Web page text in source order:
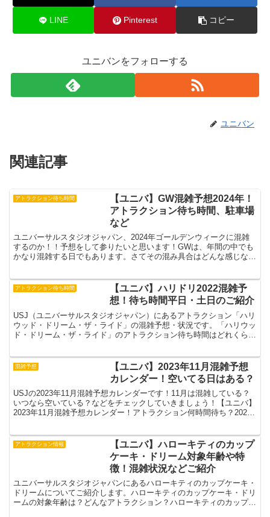
LINE Pinterest コピー
ユニバンをフォローする
ユニバン
関連記事
アトラクション待ち時間
【ユニバ】GW混雑予想2024年！
アトラクション待ち時間、駐車場
など
ユニバーサルスタジオジャパン、2024年ゴールデンウィークに混雑
するのか！！予想をして参りたいと思います！GWは、年間の中でも
かなり混雑する日でもあります。さてその混み具合はどんな感じなの
アトラクション待ち時間
【ユニバ】ハリドリ2022混雑予
想！待ち時間平日・土日のご紹介
USJ（ユニバーサルスタジオジャパン）にあるアトラクション「ハリ
ウッド・ドリーム・ザ・ライド」の混雑予想・状況です。「ハリウッ
ド・ドリーム・ザ・ライド」のアトラクション待ち時間はどれくら
混雑予想
【ユニバ】2023年11月混雑予想
カレンダー！空いてる日はある？
USJの2023年11月混雑予想カレンダーです！11月は混雑している？
いつなら空いている？などをチェックしていきましょう！【ユニバ】
2023年11月混雑予想カレンダー！アトラクション何時間待ち？2023
アトラクション情報
【ユニバ】ハローキティのカップ
ケーキ・ドリーム対象年齢や特
徴！混雑状況などご紹介
ユニバーサルスタジオジャパンにあるハローキティのカップケーキ・
ドリームについてご紹介します。ハローキティのカップケーキ・ドリ
ームの対象年齢は？どんなアトラクション？ハローキティのカップケ